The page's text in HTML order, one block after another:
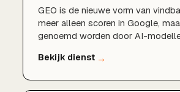
GEO is de nieuwe vorm van
meer alleen scoren in Google,
genoemd worden door AI-
optimalisatie